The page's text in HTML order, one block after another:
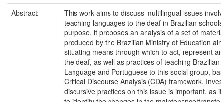
Abstract:
This work aims to discuss multilingual issues
teaching languages to the deaf in Brazilian
purpose, it proposes an analysis of a set of
produced by the Brazilian Ministry of Education
situating means through which to act, represent
the deaf, as well as practices of teaching
Language and Portuguese to this social group,
Critical Discourse Analysis (CDA) framework.
discursive practices on this issue is important, as